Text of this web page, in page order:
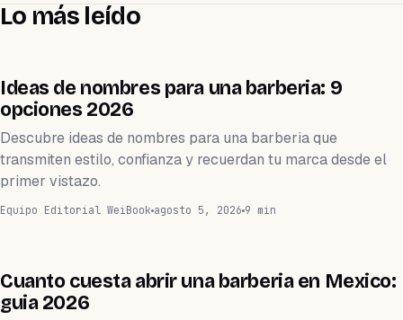
Lo más leído
BARBERÍA
Ideas de nombres para una barberia: 9
opciones 2026
Descubre ideas de nombres para una barberia que
transmiten estilo, confianza y recuerdan tu marca desde el
primer vistazo.
Equipo Editorial WeiBook agosto 5, 2026 9 min
BARBERÍA
Cuanto cuesta abrir una barberia en Mexico:
guia 2026